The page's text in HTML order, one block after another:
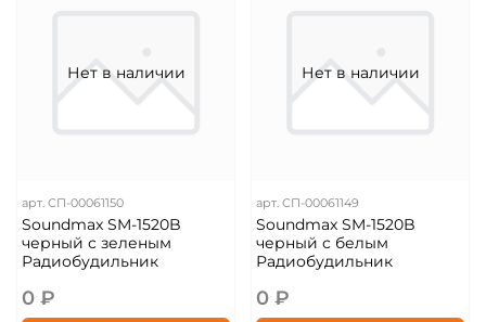
Нет в наличии
арт.СП-00061150
Soundmax SM-1520B
черный с зеленым
Радиобудильник
0 ₽
Нет в наличии
арт.СП-00061149
Soundmax SM-1520B
черный с белым
Радиобудильник
0 ₽